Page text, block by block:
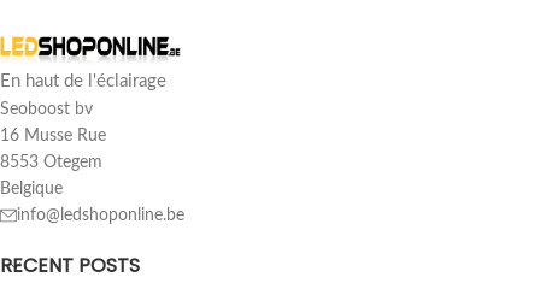
En haut de l'éclairage
Seoboost bv
16 Musse Rue
8553 Otegem
Belgique
info@ledshoponline.be
RECENT POSTS